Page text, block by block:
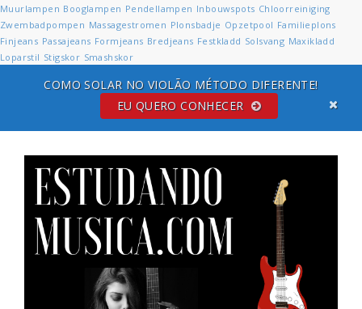
Muurlampen Booglampen Pendellampen Inbouwspots Chloorreiniging
Zwembadpompen Massagestromen Plonsbadje Opzetpool Familieplons
Finjeans Passajeans Formjeans Bredjeans Festkladd Solsvang Maxikladd
Loparstil Stigskor Smashskor
EU QUERO CONHECER